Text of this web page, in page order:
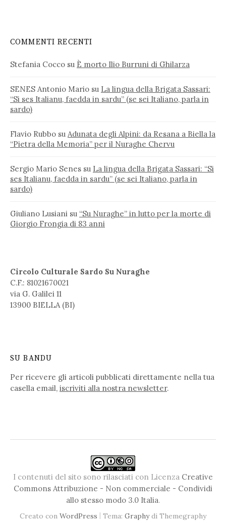
COMMENTI RECENTI
Stefania Cocco su È morto Ilio Burruni di Ghilarza
SENES Antonio Mario su La lingua della Brigata Sassari:
“Si ses Italianu, faedda in sardu” (se sei Italiano, parla in
sardo)
Flavio Rubbo su Adunata degli Alpini: da Resana a Biella la
“Pietra della Memoria” per il Nuraghe Chervu
Sergio Mario Senes su La lingua della Brigata Sassari: “Si
ses Italianu, faedda in sardu” (se sei Italiano, parla in
sardo)
Giuliano Lusiani su “Su Nuraghe” in lutto per la morte di
Giorgio Frongia di 83 anni
Circolo Culturale Sardo Su Nuraghe
C.F.: 81021670021
via G. Galilei 11
13900 BIELLA (BI)
SU BANDU
Per ricevere gli articoli pubblicati direttamente nella tua
casella email, iscriviti alla nostra newsletter.
I contenuti del sito sono rilasciati con Licenza Creative
Commons Attribuzione - Non commerciale - Condividi
allo stesso modo 3.0 Italia.
Creato con WordPress | Tema: Graphydi Themegraphy